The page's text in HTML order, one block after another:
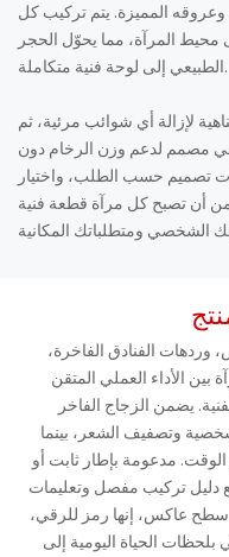
وعروقه المميزة. يتم تركيب كل
محيط المرآة، مما يحوّل الحجر
الطبيعي إلى لوحة فنية متكاملة.
لإزالة أي شوائب مرئية، ثم
مصمم لدعم وزن الرخام دون
تصميم حسب الطلب، واختيار
أن تصبح كل مرآة قطعة فنية
وردهات الفنادق الفاخرة،
بين الأداء العملي المتقن
يضمن الزجاج الفاخر
وتصفيف الشعر، بينما
مدعومة بإطار ثابت أو
دليل تركيب مفصل وتعليمات
سطح عاكس، إنها رمز للرقي،
بلحظات الحياة اليومية إلى